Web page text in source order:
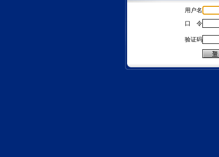
用户名
口 令
验证码